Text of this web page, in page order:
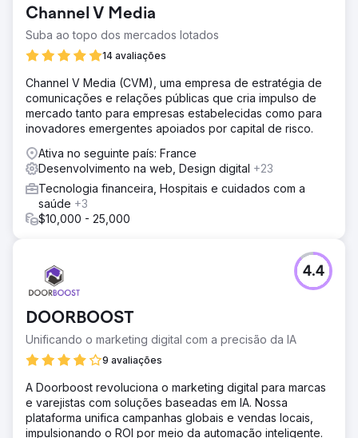
90% Usuários orgânicos aumentaram 91% Usuários
orgânico
Ir para a página da agência
Channel V Media
Suba ao topo dos mercados lotados
14 avaliações
Channel V Media (CVM), uma empresa de estratégia de
comunicações e relações públicas que cria impulso de
mercado tanto para empresas estabelecidas como para
inovadores emergentes apoiados por capital de risco.
Ativa no seguinte país: France
Desenvolvimento na web, Design digital +23
Tecnologia financeira, Hospitais e cuidados com a
saúde +3
$10,000 - 25,000
DOORBOOST
Unificando o marketing digital com a precisão da IA
9 avaliações
4.4
A Doorboost revoluciona o marketing digital para marcas
e varejistas com soluções baseadas em IA. Nossa
plataforma unifica campanhas globais e vendas locais,
impulsionando o ROI por meio da automação inteligente.